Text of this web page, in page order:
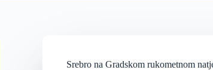
Srebro na Gradskom rukometnom